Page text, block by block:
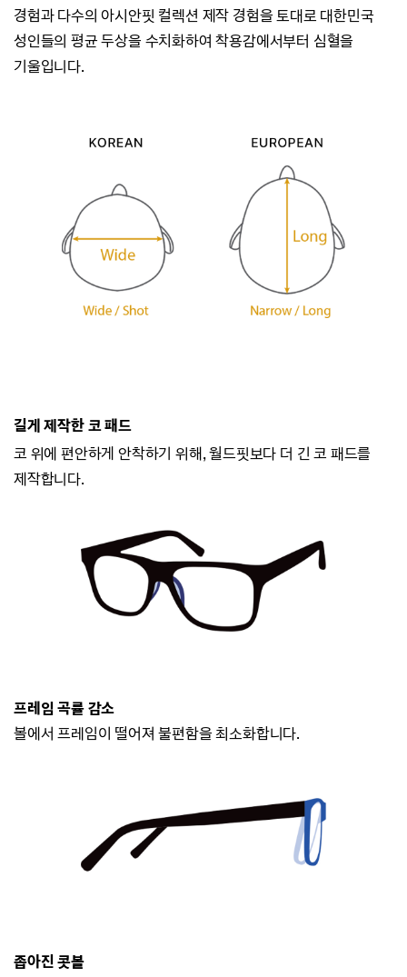
경험과 다수의 아시안핏 컬렉션 제작 경험을 토대로 대한민국
성인들의 평균 두상을 수치화하여착용감에서부터 심혈을
기울입니다.
길게 제작한 코 패드
코 위에 편안하게 안착하기 위해, 월드핏보다 더 긴 코 패드를
제작합니다.
프레임 곡률 감소
볼에서 프레임이 떨어져 불편함을 최소화합니다.
좁아진 콧볼